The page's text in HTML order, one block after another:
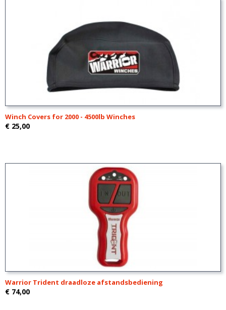
Winch Covers for 2000 - 4500lb Winches
€ 25,00
Warrior Trident draadloze afstandsbediening
€ 74,00